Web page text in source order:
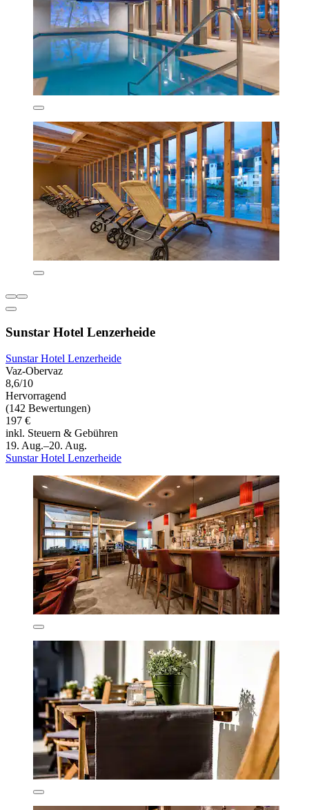
Sunstar Hotel Lenzerheide
Sunstar Hotel Lenzerheide
Vaz-Obervaz
8,6/10
Hervorragend
(142 Bewertungen)
197 €
inkl. Steuern & Gebühren
19. Aug.–20. Aug.
Sunstar Hotel Lenzerheide